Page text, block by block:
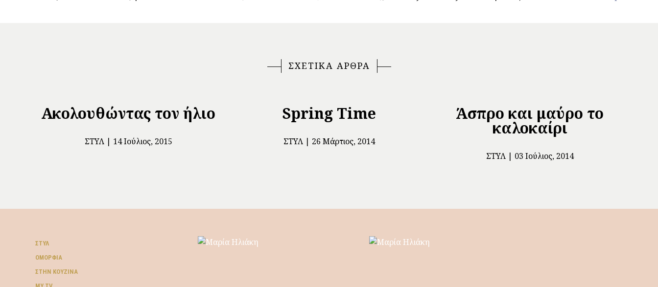
ΣΧΕΤΙΚΑ ΑΡΘΡΑ
Ακολουθώντας τον ήλιο
ΣΤΥΛ 14 Ιούλιος, 2015
Spring Time
ΣΤΥΛ 26 Μάρτιος, 2014
Άσπρο και μαύρο το
καλοκαίρι
ΣΤΥΛ 03 Ιούλιος, 2014
ΣΤΥΛ
ΟΜΟΡΦΙΆ
ΣΤΗΝ ΚΟΥΖΊΝΑ